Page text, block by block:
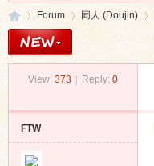
Forum
›
同人 (Doujin)
View: 373 Reply: 0
FTW